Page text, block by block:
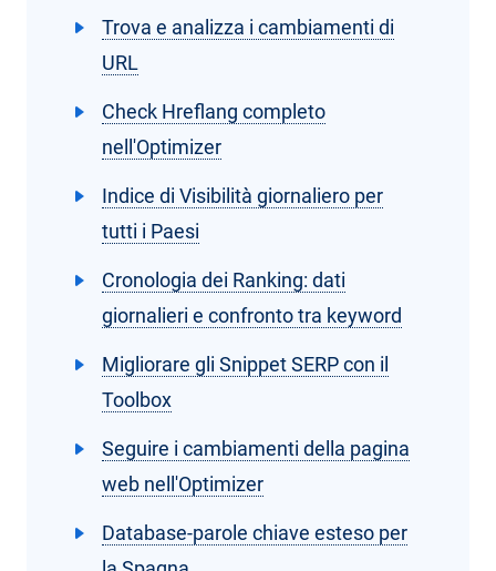
Trova e analizza i cambiamenti di
URL
Check Hreflang completo
nell'Optimizer
Indice di Visibilità giornaliero per
tutti i Paesi
Cronologia dei Ranking: dati
giornalieri e confronto tra keyword
Migliorare gli Snippet SERP con il
Toolbox
Seguire i cambiamenti della pagina
web nell'Optimizer
Database-parole chiave esteso per